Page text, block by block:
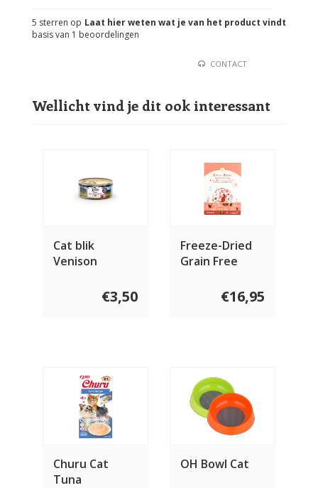
Laat hier weten wat je van het product vindt
5 sterren op
basis van 1 beoordelingen
CONTACT
Wellicht vind je dit ook interessant
Cat blik
Venison
€3,50
Freeze-Dried
Grain Free
For Cats€16,95
Churu Cat
Tuna
OH Bowl Cat